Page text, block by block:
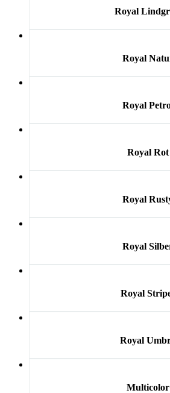
Royal
Royal
Royal
Royal Rot
Royal
Royal
Royal
Royal
Multicolor